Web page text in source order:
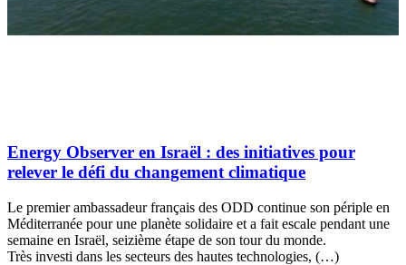
Energy Observer en Israël : des initiatives pour
relever le défi du changement climatique
Le premier ambassadeur français des ODD continue son périple en
Méditerranée pour une planète solidaire et a fait escale pendant une
semaine en Israël, seizième étape de son tour du monde.
Très investi dans les secteurs des hautes technologies, (…)